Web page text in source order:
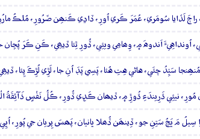
راڄَ لَڏايا سُومَري، عُمَرَ ڪَري اُورِ، ڏاڍي ڪَنھِن ضَرُورِ، مُلڪُ
اُونداهِيءَ اَندوهَ ۾، وِھامِي ويئِي، ڏُورِ ٿِئا ڏيھِي، ڪَنِ ڪَرَ پُڇان
سَيِّدُ چئَي، هاڻي هِتِ هُئا، پَسِي پَڊَ اُنِ جا، لَڙِي لُڙِڪَ پِئا،
مُورِ، نيئِي ڌَرِيندَءِ ڌُوڙِ ۾، ڏيھان ڪَڍِي ڏُورِ، ڪُلُّ نَفْسٍ ذَآئِقَةُ
سِيلُ مَ ڀَڃُ سَتِنِ جو، ڏِينھَن ڏُھلا ڀانيان، پَھسَ پِريان جي پُورِ،